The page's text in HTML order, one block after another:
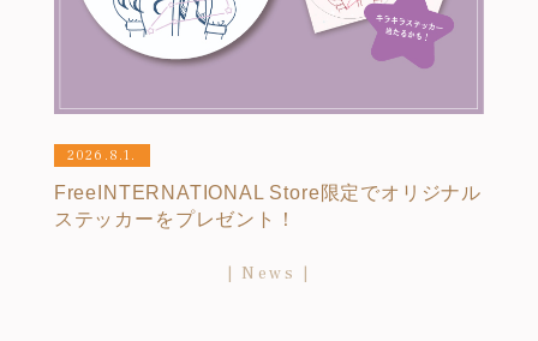
2026.8.1.
FreeINTERNATIONAL Store限定でオリジナル
ステッカーをプレゼント！
News